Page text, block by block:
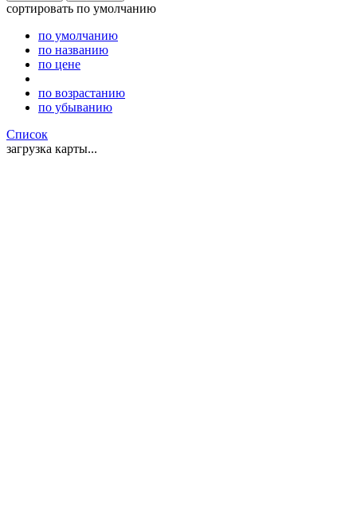
сортировать по умолчанию
по умолчанию
по названию
по цене
по возрастанию
по убыванию
Список
загрузка карты...